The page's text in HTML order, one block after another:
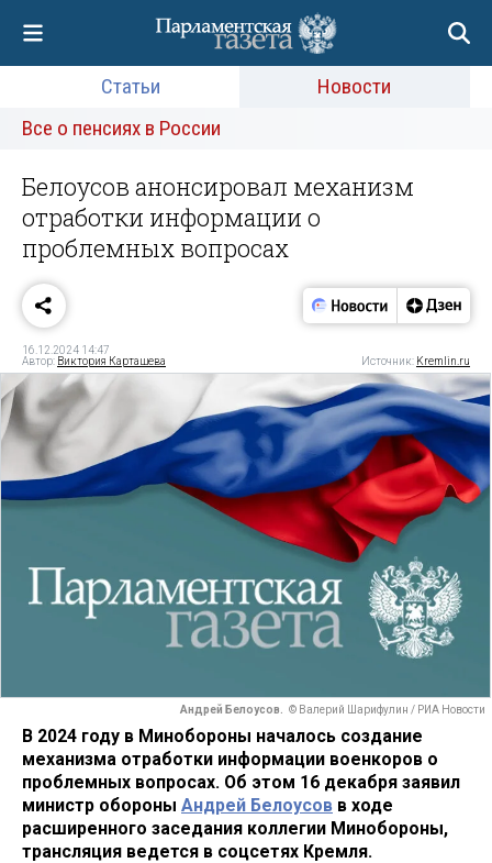
Статьи
Новости
Все о пенсиях в России
Белоусов анонсировал механизм
отработки информации о
проблемных вопросах
16.12.2024 14:47
Автор: Виктория Карташева Источник: Kremlin.ru
Андрей Белоусов. © Валерий Шарифулин / РИА Новости
В 2024 году в Минобороны началось создание
механизма отработки информации военкоров о
проблемных вопросах. Об этом 16 декабря заявил
министр обороны Андрей Белоусов в ходе
расширенного заседания коллегии Минобороны,
трансляция ведется в соцсетях Кремля.